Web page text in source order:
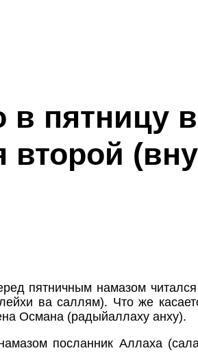
в пятницу
второй
пятничным намазом
ва саллям). Что же
Османа (радыйаллаху анху).
посланник Аллаха